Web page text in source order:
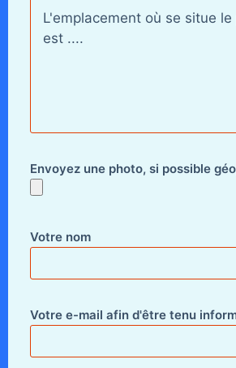
Envoyez une photo, si possible
Votre nom
Votre e-mail afin d'être tenu